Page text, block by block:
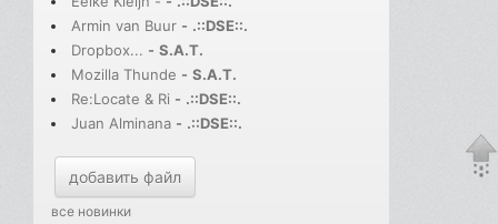
Armin van Buur - .::DSE::.
Dropbox... - S.A.T.
Mozilla Thunde - S.A.T.
Re:Locate & Ri - .::DSE::.
Juan Alminana - .::DSE::.
добавить файл
все новинки